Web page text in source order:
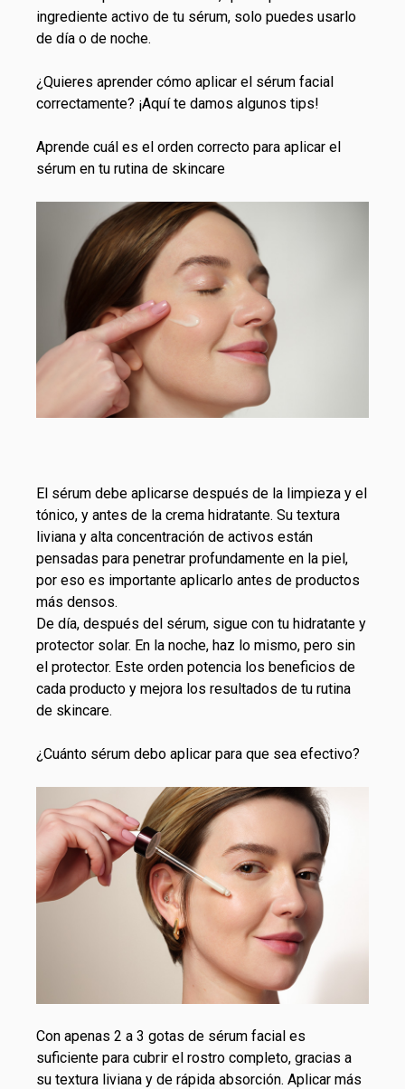
ingrediente activo de tu sérum, solo puedes usarlo
de día o de noche.
¿Quieres aprender cómo aplicar el sérum facial
correctamente? ¡Aquí te damos algunos tips!
Aprende cuál es el orden correcto para aplicar el
sérum en tu rutina de skincare
El sérum debe aplicarse después de la limpieza y el
tónico, y antes de la crema hidratante. Su textura
liviana y alta concentración de activos están
pensadas para penetrar profundamente en la piel,
por eso es importante aplicarlo antes de productos
más densos.
De día, después del sérum, sigue con tu hidratante y
protector solar. En la noche, haz lo mismo, pero sin
el protector. Este orden potencia los beneficios de
cada producto y mejora los resultados de tu rutina
de skincare.
¿Cuánto sérum debo aplicar para que sea efectivo?
Con apenas 2 a 3 gotas de sérum facial es
suficiente para cubrir el rostro completo, gracias a
su textura liviana y de rápida absorción. Aplicar más